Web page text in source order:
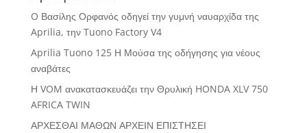
O Βασίλης Ορφανός οδηγεί την γυμνή ναυαρχίδα της
Aprilia, την Tuono Factory V4
Aprilia Tuono 125 Η Μούσα της οδήγησης για νέους
αναβάτες
Η VOM ανακατασκευάζει την Θρυλική HONDA XLV 750
AFRICA TWIN
ΑΡΧΕΣΘΑΙ ΜΑΘΩΝ ΑΡΧΕΙΝ ΕΠΙΣΤΗΣΕΙ